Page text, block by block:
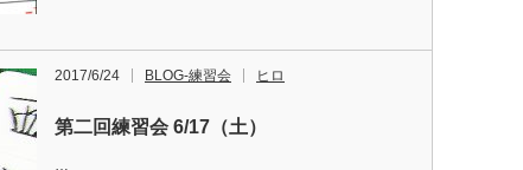
2017/6/24 BLOG-練習会 ヒロ
第二回練習会 6/17（土）
…